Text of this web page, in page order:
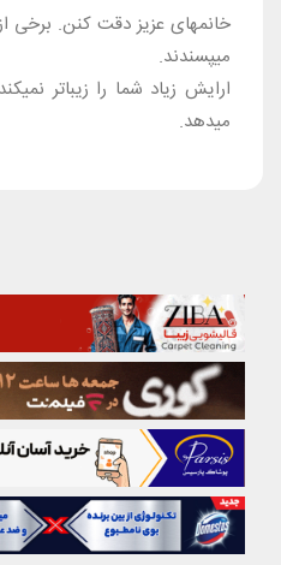
خانمهای عزیز دقت کنن. برخی
میپسندند.
ارایش زیاد شما را زیباتر
میدهد.